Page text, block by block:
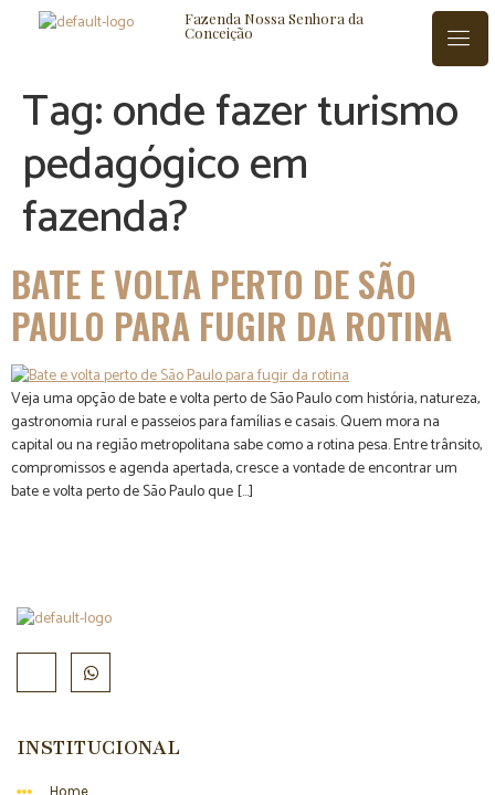
Fazenda Nossa Senhora da
Conceição
BLOG CONTATO
Tag:onde fazer turismo
pedagógico em
fazenda?
BATE E VOLTA PERTO DE SÃO
PAULO PARA FUGIR DA ROTINA
Veja uma opção de bate e volta perto de São Paulo com história, natureza,
gastronomia rural e passeios para famílias e casais. Quem mora na
capital ou na região metropolitana sabe como a rotina pesa. Entre trânsito,
compromissos e agenda apertada, cresce a vontade de encontrar um
bate e volta perto de São Paulo que […]
INSTITUCIONAL
Home